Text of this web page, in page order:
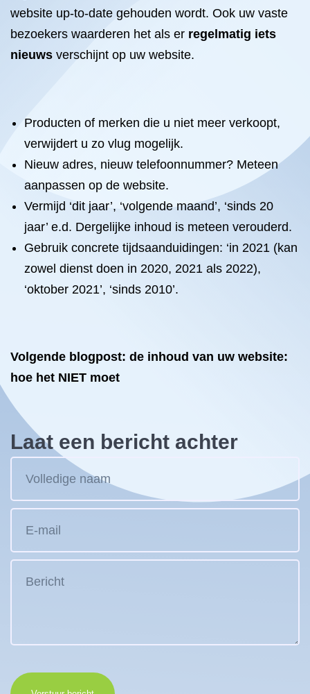
website up-to-date gehouden wordt. Ook uw vaste
bezoekers waarderen het als er regelmatig iets
nieuws verschijnt op uw website.
Producten of merken die u niet meer verkoopt,
verwijdert u zo vlug mogelijk.
Nieuw adres, nieuw telefoonnummer? Meteen
aanpassen op de website.
Vermijd ‘dit jaar’, ‘volgende maand’, ‘sinds 20
jaar’ e.d. Dergelijke inhoud is meteen verouderd.
Gebruik concrete tijdsaanduidingen: ‘in 2021 (kan
zowel dienst doen in 2020, 2021 als 2022),
‘oktober 2021’, ‘sinds 2010’.
Volgende blogpost: de inhoud van uw website:
hoe het NIET moet
Laat een bericht achter